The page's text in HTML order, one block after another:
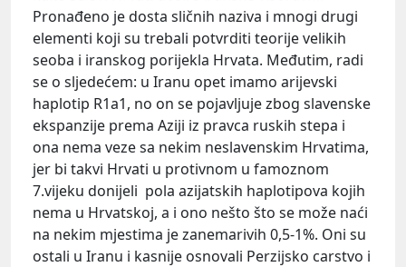
Pronađeno je dosta sličnih naziva i mnogi drugi
elementi koji su trebali potvrditi teorije velikih
seoba i iranskog porijekla Hrvata. Međutim, radi
se o sljedećem: u Iranu opet imamo arijevski
haplotip R1a1, no on se pojavljuje zbog slavenske
ekspanzije prema Aziji iz pravca ruskih stepa i
ona nema veze sa nekim neslavenskim Hrvatima,
jer bi takvi Hrvati u protivnom u famoznom
7.vijeku donijeli pola azijatskih haplotipova kojih
nema u Hrvatskoj, a i ono nešto što se može naći
na nekim mjestima je zanemarivih 0,5-1%. Oni su
ostali u Iranu i kasnije osnovali Perzijsko carstvo i